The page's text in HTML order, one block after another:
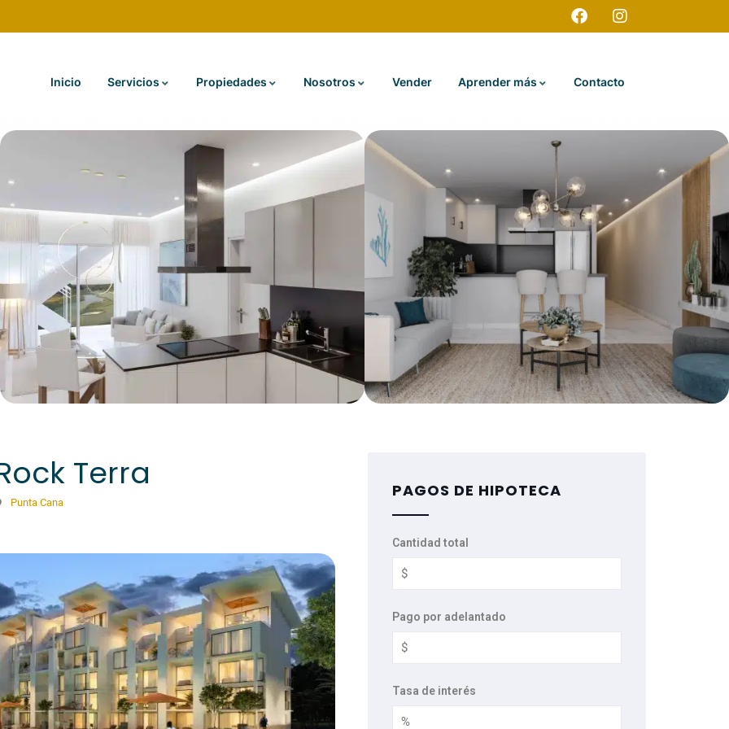
Inicio Servicios Propiedades Nosotros Vender Aprender más Contacto
Terra
Punta Cana
PAGOS DE HIPOTECA
Cantidad total
Pago por adelantado
Tasa de interés